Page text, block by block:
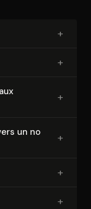
+
+
+
un no
+
+
+